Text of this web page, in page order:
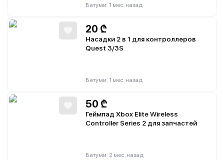
Батуми 1 мес. назад
20 ₾
Насадки 2 в 1 для контроллеров
Quest 3/3S
Батуми 1 мес. назад
50 ₾
Геймпад Xbox Elite Wireless
Controller Series 2 для запчастей
Батуми 2 мес. назад